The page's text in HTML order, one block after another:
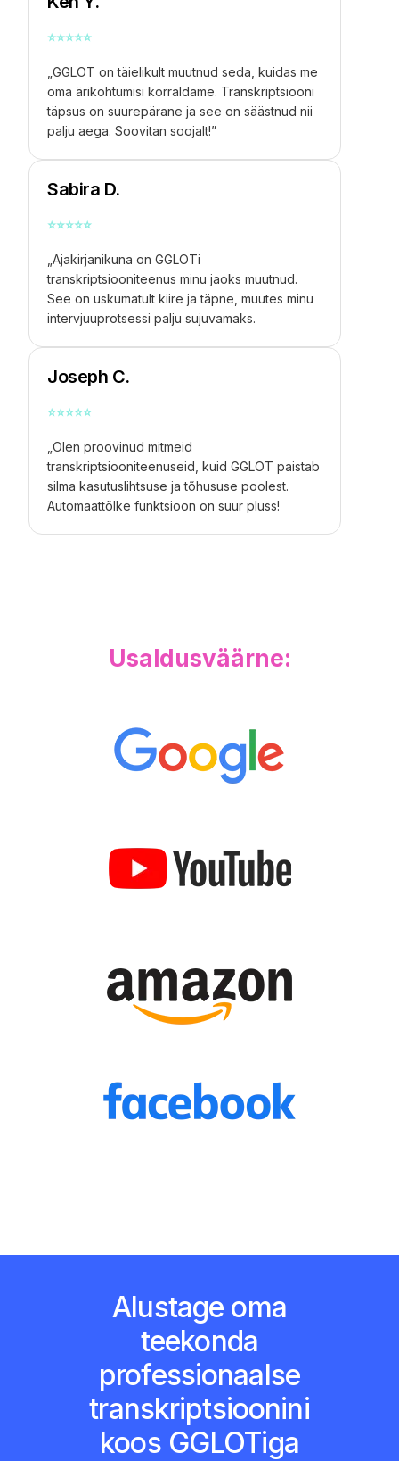
⭐⭐⭐⭐⭐
„GGLOT on täielikult muutnud seda, kuidas me
oma ärikohtumisi korraldame. Transkriptsiooni
täpsus on suurepärane ja see on säästnud nii
palju aega. Soovitan soojalt!”
Sabira D.
⭐⭐⭐⭐⭐
„Ajakirjanikuna on GGLOTi
transkriptsiooniteenus minu jaoks muutnud.
See on uskumatult kiire ja täpne, muutes minu
intervjuuprotsessi palju sujuvamaks.
Joseph C.
⭐⭐⭐⭐⭐
„Olen proovinud mitmeid
transkriptsiooniteenuseid, kuid GGLOT paistab
silma kasutuslihtsuse ja tõhususe poolest.
Automaattõlke funktsioon on suur pluss!
Usaldusväärne:
Alustage oma
teekonda
professionaalse
transkriptsioonini
koos GGLOTiga